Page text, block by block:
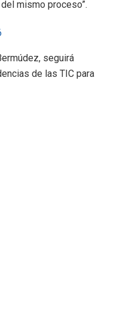
mismo proceso”.
seguirá
de las TIC para